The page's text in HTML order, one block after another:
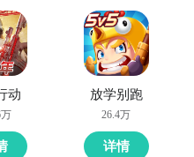
程序安装包
手中的精品聚焦页面，在
会出现这款游戏的最新
耐心等待下载安装完毕
相应的小小制作人图标
动 放学别跑
26.4万
详情